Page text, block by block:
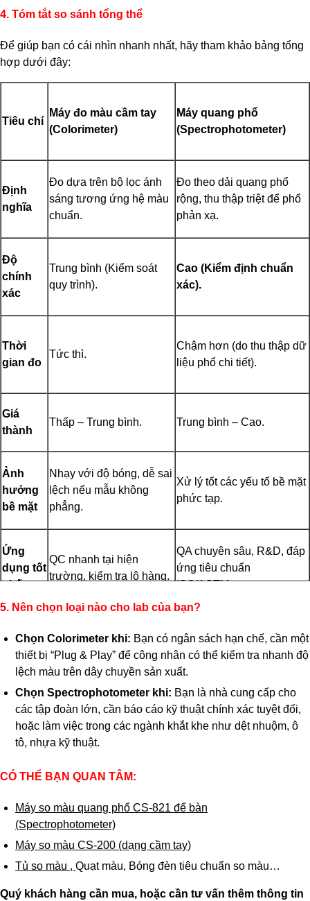
4. Tóm tắt so sánh tổng thể
Để giúp bạn có cái nhìn nhanh nhất, hãy tham khảo bảng tổng
hợp dưới đây:
Tiêu chí
Máy đo màu cầm tay
(Colorimeter)
Máy quang phổ
(Spectrophotometer)
Định
nghĩa
Đo dựa trên bộ lọc ánh
sáng tương ứng hệ màu
chuẩn.
Đo theo dải quang phổ
rộng, thu thập triệt để phổ
phản xạ.
Độ
chính
xác
Trung bình (Kiểm soát
quy trình).
Cao (Kiểm định chuẩn
xác).
Thời
gian đo
Tức thì.
Chậm hơn (do thu thập dữ
liệu phổ chi tiết).
Giá
thành
Thấp – Trung bình. Trung bình – Cao.
Ảnh
hưởng
bề mặt
Nhạy với độ bóng, dễ sai
lệch nếu mẫu không
phẳng.
Xử lý tốt các yếu tố bề mặt
phức tạp.
Ứng
dụng tốt
nhất
QC nhanh tại hiện
trường, kiểm tra lô hàng.
QA chuyên sâu, R&D, đáp
ứng tiêu chuẩn
ISO/ASTM.
5. Nên chọn loại nào cho lab của bạn?
Chọn Colorimeter khi: Bạn có ngân sách hạn chế, cần một
thiết bị “Plug & Play” để công nhân có thể kiểm tra nhanh độ
lệch màu trên dây chuyền sản xuất.
Chọn Spectrophotometer khi: Bạn là nhà cung cấp cho
các tập đoàn lớn, cần báo cáo kỹ thuật chính xác tuyệt đối,
hoặc làm việc trong các ngành khắt khe như dệt nhuộm, ô
tô, nhựa kỹ thuật.
CÓ THỂ BẠN QUAN TÂM:
Máy so màu quang phổ CS-821 để bàn
(Spectrophotometer)
Máy so màu CS-200 (dạng cầm tay)
Tủ so màu , Quạt màu, Bóng đèn tiêu chuẩn so màu…
Quý khách hàng cần mua, hoặc cần tư vấn thêm thông tin